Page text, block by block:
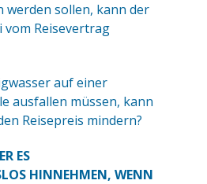
werden sollen, kann der
Reisevertrag
auf einer
ausfallen müssen, kann
Reisepreis mindern?
ES
HINNEHMEN, WENN